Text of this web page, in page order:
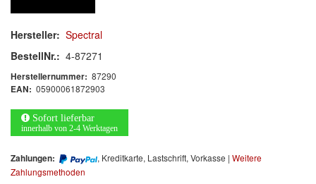
Werkzeug & Maschinen
Luftfilter
Mischfarben
Hersteller: Spectral
BestellNr.: 4-87271
Herstellernummer: 87290
EAN: 05900061872903
Sofort lieferbar
innerhalb von 2-4 Werktagen
Zahlungen: , Kreditkarte, Lastschrift, Vorkasse | Weitere
Zahlungsmethoden